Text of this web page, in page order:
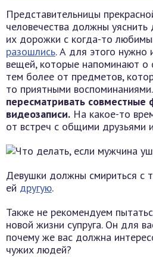
Представительницы
человечества должны
их дорожки с когда-то
разошлись. А для этого нужно
вещей, которые напоминают о
тем более от предметов,
то приятными воспоминаниями.
пересматривать совместные
видеозаписи. На какое-то
от встреч с общими друзьями
Девушки должны смириться с
ей другую.
Также не рекомендуем
новой жизни супруга. Он для
почему же вас должна
чужих людей?